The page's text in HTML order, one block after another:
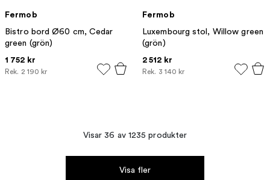
Fermob
Bistro bord Ø60 cm, Cedar
green (grön)
1 752 kr
Rek. 2 190 kr
Fermob
Luxembourg stol, Willow green
(grön)
2 512 kr
Rek. 3 140 kr
Visar 36 av 1235 produkter
Visa fler